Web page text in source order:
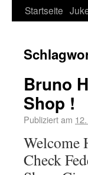
Startseite
Bruno
Shop !
Publiziert am
Welcome
Check